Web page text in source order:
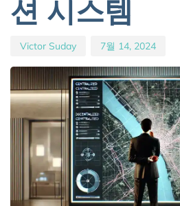
션 시스템
Victor Suday 7월 14, 2024